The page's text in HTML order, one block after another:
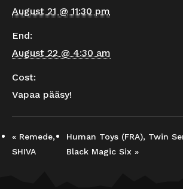
August 21 @ 11:30 pm
End:
August 22 @ 4:30 am
Cost:
Vapaa pääsy!
« Remede,
SHIVA
Human Toys (FRA), Twin
Black Magic Six »